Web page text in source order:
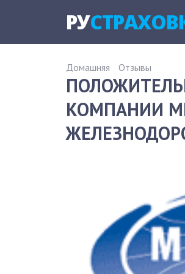
РУ
Домашняя Отзывы
КОМПАНИИ